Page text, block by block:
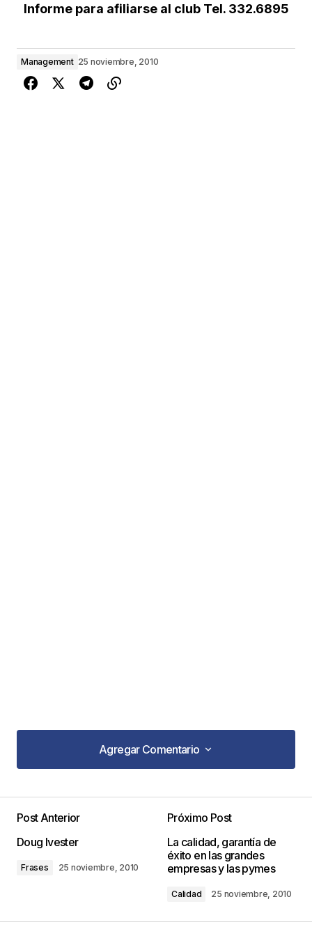
Informe para afiliarse al club Tel. 332.6895
Management 25 noviembre, 2010
Agregar Comentario
Agregar Comentario
publicada.
Los campos obligatorios están
Post Anterior
Doug Ivester
Frases 25 noviembre, 2010
Próximo Post
La calidad, garantía de
éxito en las grandes
empresas y las pymes
Calidad 25 noviembre, 2010